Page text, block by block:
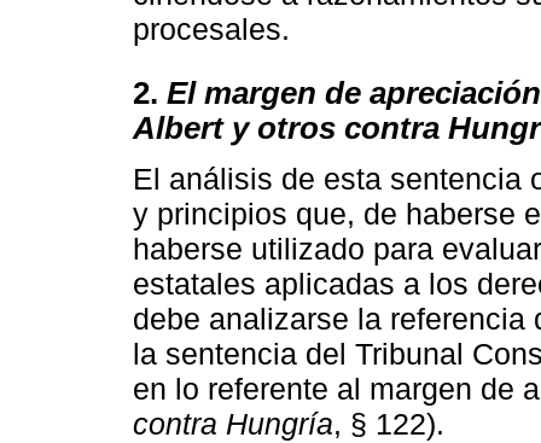
procesales.
2. El margen de
Albert y otros contra
El análisis de esta sentencia
y principios que, de haberse
haberse utilizado para
estatales aplicadas a los
debe analizarse la referencia
la sentencia del Tribunal
en lo referente al margen de
contra Hungría, § 122).